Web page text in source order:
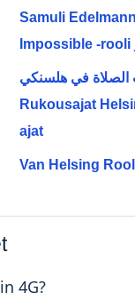
Samuli
Impossible -rooli
الصلاة في هلسنكي –
Rukousajat
ajat
Van Helsing
4G?